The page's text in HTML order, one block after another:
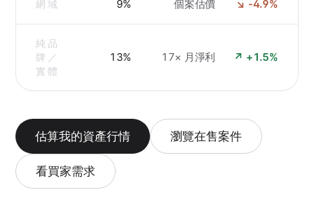
網域 9% 個案估價 ↘ -4.9%
純品
牌／
實體
13% 17× 月淨利 ↗ +1.5%
估算我的資產行情 瀏覽在售案件
看買家需求